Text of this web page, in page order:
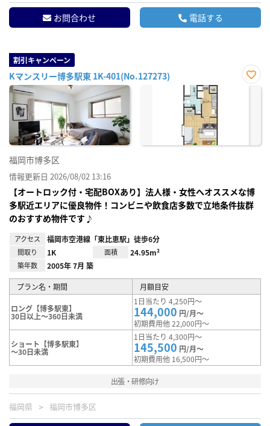
お問合わせ 電話する
割引キャンペーン
Kマンスリー博多駅東 1K-401(No.127273)
お気
福岡市博多区
情報更新日 2026/08/02 13:16
【オートロック付・宅配BOXあり】法人様・女性へオススメな博
多駅近エリアに優良物件！コンビニや飲食店多数で立地条件抜群
のおすすめ物件です♪
アクセス 福岡市空港線「東比恵駅」徒歩6分
間取り 1K 面積 24.95m²
築年数 2005年 7月 築
プラン名・期間 月額目安
ロング【博多駅東】
30日以上～360日未満
1日当たり 4,250円～
144,000 円/月～
初期費用他 22,000円～
ショート【博多駅東】
～30日未満
1日当たり 4,300円～
145,500 円/月～
初期費用他 16,500円～
出張・研修向け
福岡県 福岡市博多区